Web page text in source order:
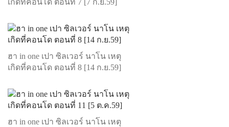
เกิดที่คอนโด ตอนที่ 7 [7 ก.ย.59]
ฮา in one เปา ซิลเวอร์ นาโน เหตุ
เกิดที่คอนโด ตอนที่ 8 [14 ก.ย.59]
ฮา in one เปา ซิลเวอร์ นาโน เหตุ